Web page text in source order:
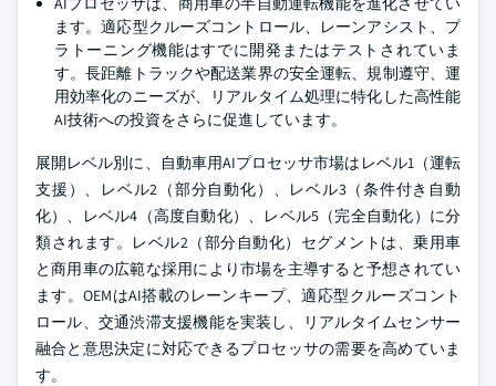
ます。適応型クルーズコントロール、レーンアシスト、プ
ラトーニング機能はすでに開発またはテストされていま
す。長距離トラックや配送業界の安全運転、規制遵守、運
用効率化のニーズが、リアルタイム処理に特化した高性能
AI技術への投資をさらに促進しています。
展開レベル別に、自動車用AIプロセッサ市場はレベル1（運転
支援）、レベル2（部分自動化）、レベル3（条件付き自動
化）、レベル4（高度自動化）、レベル5（完全自動化）に分
類されます。レベル2（部分自動化）セグメントは、乗用車
と商用車の広範な採用により市場を主導すると予想されてい
ます。OEMはAI搭載のレーンキープ、適応型クルーズコント
ロール、交通渋滞支援機能を実装し、リアルタイムセンサー
融合と意思決定に対応できるプロセッサの需要を高めていま
す。